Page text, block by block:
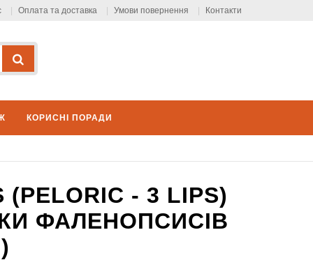
Оплата та доставка Умови повернення Контакти
КОРИСНІ ПОРАДИ
(PELORIC - 3 LIPS)
ФАЛЕНОПСИСІВ